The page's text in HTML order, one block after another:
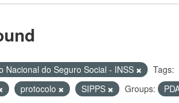
Nacional do Seguro Social - INSS
Tags:
protocolo SIPPS Groups: